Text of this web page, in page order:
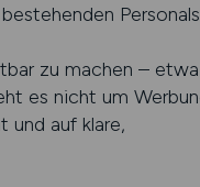
zu machen – etwa
es nicht um
und auf klare,